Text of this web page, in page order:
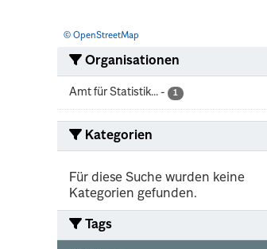
© OpenStreetMap
Organisationen
Amt für Statistik... - 1
Kategorien
Für diese Suche wurden keine
Kategorien gefunden.
Tags